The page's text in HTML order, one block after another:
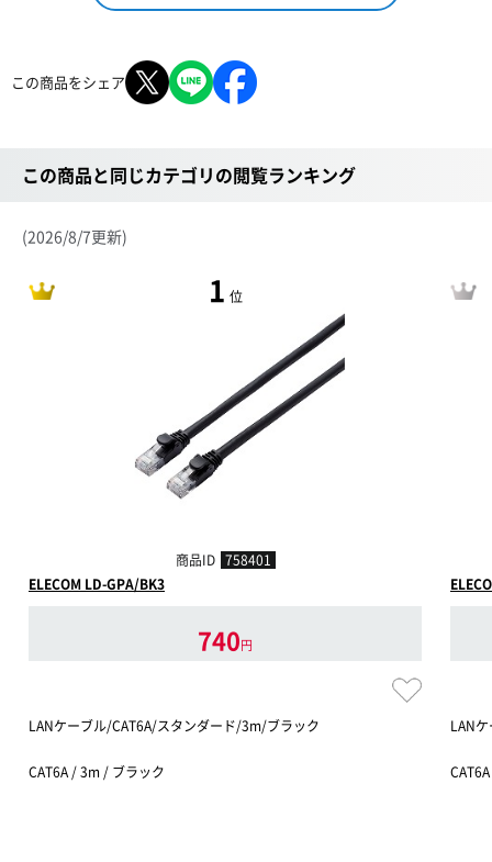
この商品をシェア
この商品と同じカテゴリの閲覧ランキング
(2026/8/7更新)
1 位
商品ID 758401
ELECOM LD-GPA/BK3
740円
LANケーブル/CAT6A/スタンダード/3m/ブラック
CAT6A / 3m / ブラック
LAN